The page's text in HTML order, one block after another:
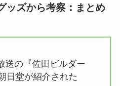
ッズから考察：まとめ
送の『佐田ビルダー
日堂が紹介された